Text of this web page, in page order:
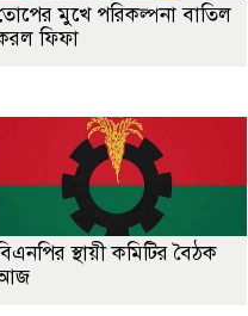
মুখে পরিকল্পনা বাতিল
ফিফা
স্থায়ী কমিটির বৈঠক